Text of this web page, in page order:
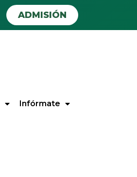
ADMISIÓN
Infórmate